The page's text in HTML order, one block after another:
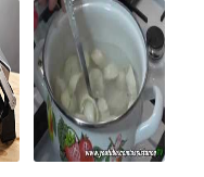
ФОТО ПРОСТЫЕ
НО ОЧЕНЬ
ВКУСНЫЕ